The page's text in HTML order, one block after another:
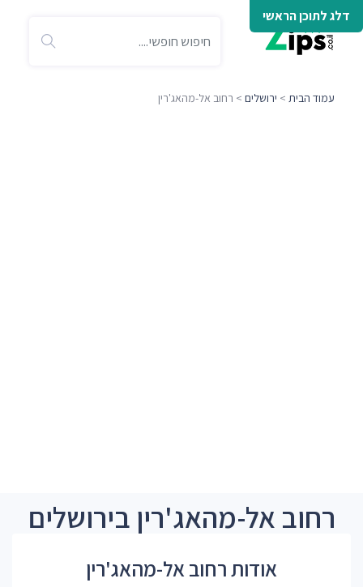
דלג לתוכן הראשי
עמוד הבית > ירושלים > רחוב אל-מהאג'רין
רחוב אל-מהאג'רין בירושלים
אודות רחוב אל-מהאג'רין